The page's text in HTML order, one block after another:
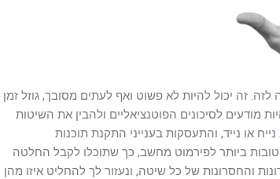
זה יכול להיות לא פשוט ואף לעתים מסובך, גוזל זמן
מודעים לסיכונים הפוטנציאליים ולהבין את השיטות
נייח או נייד, והתעסקות בענייני התקנת תוכנות
ביותר לפירמוט מחשב, כך שתוכלו לקבל החלטה
והחסרונות של כל שיטה, ונעזור לך להחליט איזו מהן